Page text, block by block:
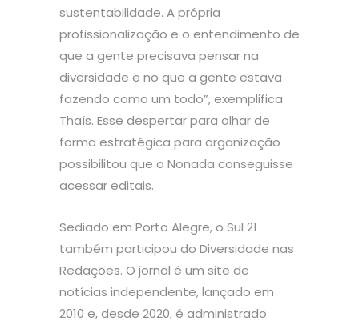
sustentabilidade. A própria
profissionalização e o entendimento de
que a gente precisava pensar na
diversidade e no que a gente estava
fazendo como um todo”, exemplifica
Thaís. Esse despertar para olhar de
forma estratégica para organização
possibilitou que o Nonada conseguisse
acessar editais.
Sediado em Porto Alegre, o Sul 21
também participou do Diversidade nas
Redações. O jornal é um site de
notícias independente, lançado em
2010 e, desde 2020, é administrado